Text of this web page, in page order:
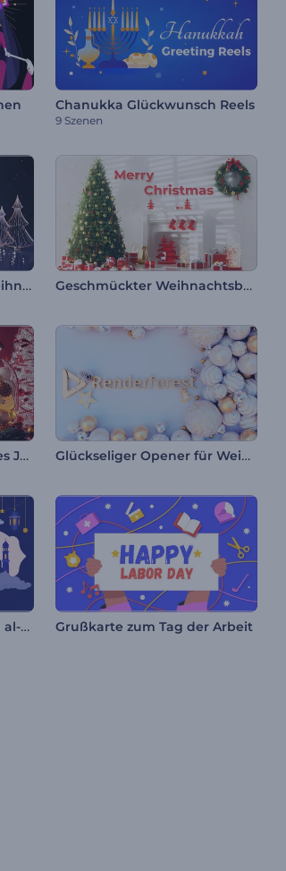
Chanukka Glückwunsch Reels
9 Szenen
Magischer wirbelnder Weihnachtsbaum Geschmückter Weihnachtsbaum Intro
Willkommen Frohes Neues Jahr Glückseliger Opener für Weihnachten
Animationen zum Mawlid al-Nabi Grußkarte zum Tag der Arbeit